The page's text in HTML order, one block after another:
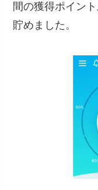
間の獲得ポイン
貯めました。